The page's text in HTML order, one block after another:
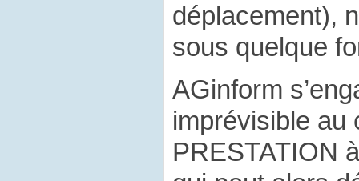
déplacement),
sous quelque
AGinform
imprévisible au
PRESTATION